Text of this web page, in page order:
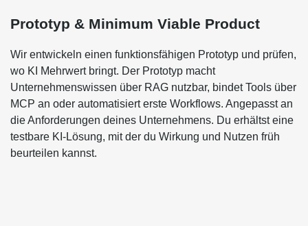
Prototyp & Minimum Viable Product
Wir entwickeln einen funktionsfähigen Prototyp und prüfen,
wo KI Mehrwert bringt. Der Prototyp macht
Unternehmenswissen über RAG nutzbar, bindet Tools über
MCP an oder automatisiert erste Workflows. Angepasst an
die Anforderungen deines Unternehmens. Du erhältst eine
testbare KI-Lösung, mit der du Wirkung und Nutzen früh
beurteilen kannst.